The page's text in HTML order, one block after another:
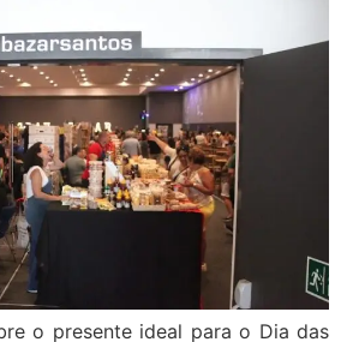
o presente ideal para o Dia das